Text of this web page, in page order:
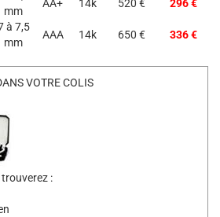
mm
AA+ 14k 520 €
296 €
à 7,5
mm
AAA 14k 650 € 336 €
VOTRE COLIS
: